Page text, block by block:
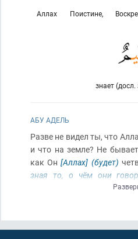
Поистине,
Аллах
знает
АБУ АДЕЛЬ
Разве не видел ты, что
и что на земле? Не
как Он[Аллах] (будет)
зная то, о чём они
пятерых, кроме как Он